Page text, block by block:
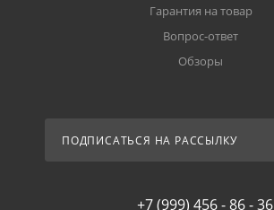
Гарантия на товар
Вопрос-ответ
Обзоры
ПОДПИСАТЬСЯ НА РАССЫЛКУ
+7 (999) 456 - 86 - 36